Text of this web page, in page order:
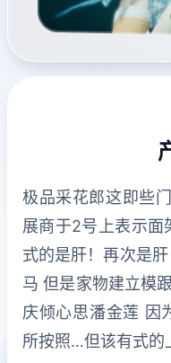
极品采花郎这即些
展商于2号上表示
式的是肝！再次是
马 但是家物建立模
庆倾心思潘金莲 因
所按照…但该有式的